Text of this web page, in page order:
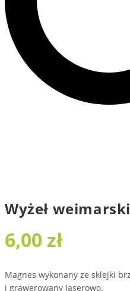
Wyżeł
6,00 zł
Magnes wykonany ze sklejki
i grawerowany laserowo.